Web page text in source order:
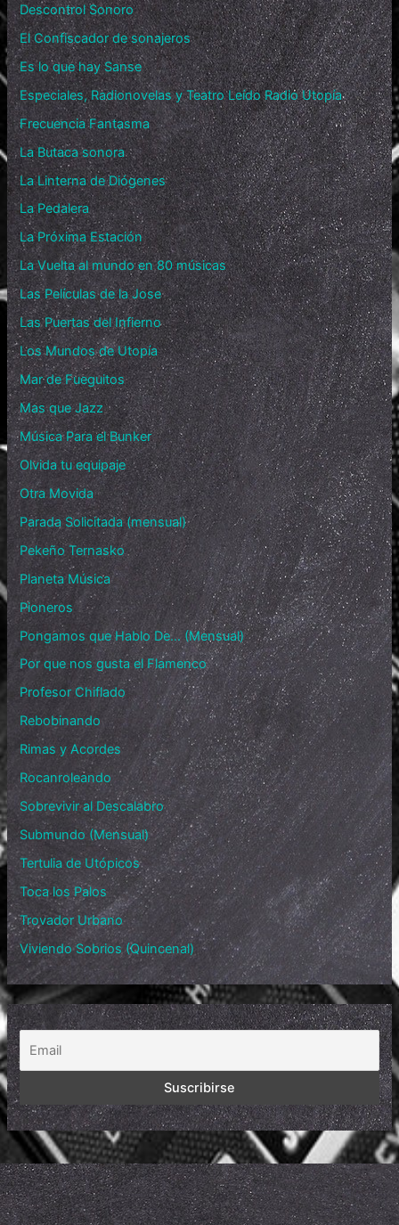
Descontrol Sonoro
El Confiscador de sonajeros
Es lo que hay Sanse
Especiales, Radionovelas y Teatro Leído Radio Utopía
Frecuencia Fantasma
La Butaca sonora
La Linterna de Diógenes
La Pedalera
La Próxima Estación
La Vuelta al mundo en 80 músicas
Las Películas de la Jose
Las Puertas del Infierno
Los Mundos de Utopía
Mar de Fueguitos
Mas que Jazz
Música Para el Bunker
Olvida tu equipaje
Otra Movida
Parada Solicitada (mensual)
Pekeño Ternasko
Planeta Música
Pioneros
Pongamos que Hablo De… (Mensual)
Por que nos gusta el Flamenco
Profesor Chiflado
Rebobinando
Rimas y Acordes
Rocanroleando
Sobrevivir al Descalabro
Submundo (Mensual)
Tertulia de Utópicos
Toca los Palos
Trovador Urbano
Viviendo Sobrios (Quincenal)